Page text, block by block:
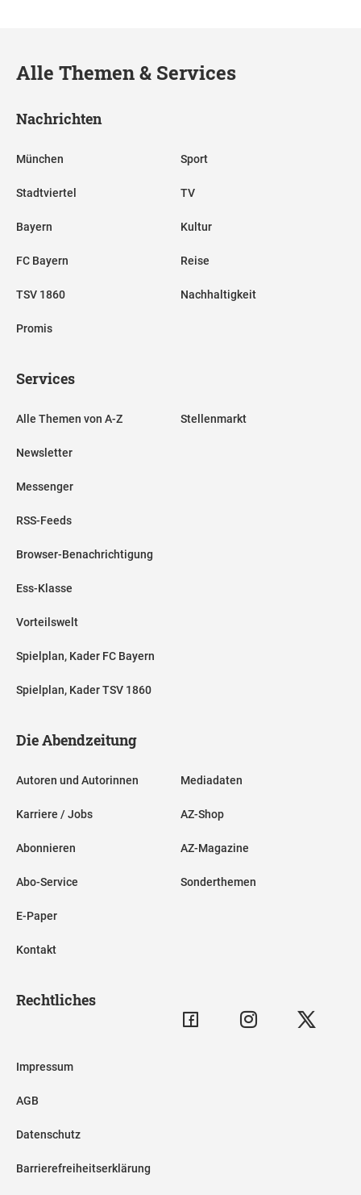
Alle Themen & Services
Nachrichten
München
Stadtviertel
Bayern
FC Bayern
TSV 1860
Promis
Sport
TV
Kultur
Reise
Nachhaltigkeit
Services
Alle Themen von A-Z
Newsletter
Messenger
RSS-Feeds
Browser-Benachrichtigung
Ess-Klasse
Vorteilswelt
Spielplan, Kader FC Bayern
Spielplan, Kader TSV 1860
Stellenmarkt
Die Abendzeitung
Autoren und Autorinnen
Karriere / Jobs
Abonnieren
Abo-Service
E-Paper
Kontakt
Mediadaten
AZ-Shop
AZ-Magazine
Sonderthemen
Rechtliches
Impressum
AGB
Datenschutz
Barrierefreiheitserklärung